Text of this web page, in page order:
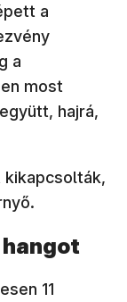
a
a
most
hajrá,
11